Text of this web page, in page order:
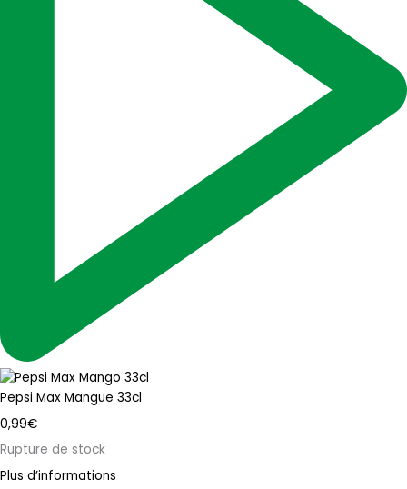
Pepsi Max Mangue 33cl
0,99€
Rupture de stock
Plus d’informations